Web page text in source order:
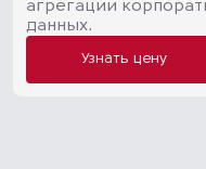
агрегации
данных.
Узнать цену